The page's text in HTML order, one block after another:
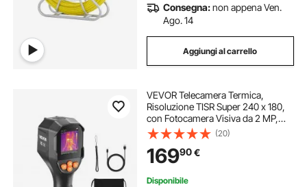
Consegna:non appena Ven.
Ago. 14
Aggiungi al carrello
VEVOR Telecamera Termica,
Risoluzione TISR Super 240 x 180,
con Fotocamera Visiva da 2 MP,
Risoluzione IR 96 x 96, Frequenza
di Aggiornamento 25 Hz, da -20℃
a 550℃, 4 Modalità Immagine
(20)
16990€
Disponibile